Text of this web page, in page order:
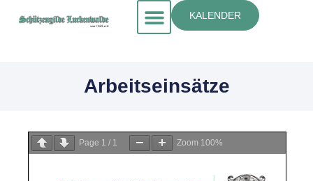
KALENDER
Arbeitseinsätze
Page 1 / 1 Zoom 100%